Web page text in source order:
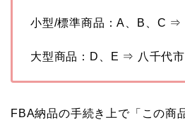
小型/標準商品：A、B、C ⇒
大型商品：D、E ⇒ 八千代
FBA納品の手続き上で「この商